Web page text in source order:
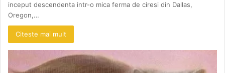
inceput descendenta intr-o mica ferma de ciresi din Dallas,
Oregon,…
Citeste mai mult